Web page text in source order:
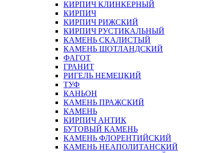
КИРПИЧ КЛИНКЕРНЫЙ
КИРПИЧ
КИРПИЧ РИЖСКИЙ
КИРПИЧ РУСТИКАЛЬНЫЙ
КАМЕНЬ СКАЛИСТЫЙ
КАМЕНЬ ШОТЛАНДСКИЙ
ФАГОТ
ГРАНИТ
РИГЕЛЬ НЕМЕЦКИЙ
ТУФ
КАНЬОН
КАМЕНЬ ПРАЖСКИЙ
КАМЕНЬ
КИРПИЧ АНТИК
БУТОВЫЙ КАМЕНЬ
КАМЕНЬ ФЛОРЕНТИЙСКИЙ
КАМЕНЬ НЕАПОЛИТАНСКИЙ